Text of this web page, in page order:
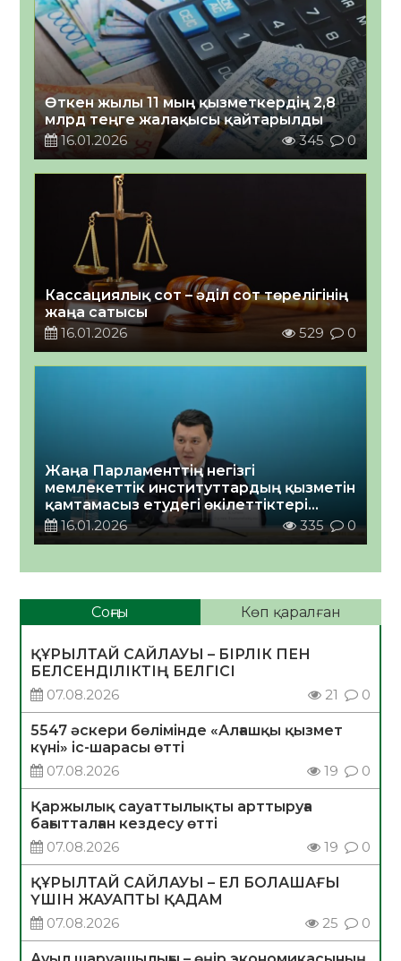
Өткен жылы 11 мың қызметкердің 2,8
млрд теңге жалақысы қайтарылды
16.01.2026
345 0
Кассациялық сот – әділ сот төрелігінің
жаңа сатысы
16.01.2026
529 0
Жаңа Парламенттің негізгі
мемлекеттік институттардың қызметін
қамтамасыз етудегі өкілеттіктері
талқыланды
16.01.2026 335 0
Соңғы Көп қаралған
ҚҰРЫЛТАЙ САЙЛАУЫ – БІРЛІК ПЕН
БЕЛСЕНДІЛІКТІҢ БЕЛГІСІ
07.08.2026
21 0
5547 әскери бөлімінде «Алғашқы қызмет
күні» іс-шарасы өтті
07.08.2026
19 0
Қаржылық сауаттылықты арттыруға
бағытталған кездесу өтті
07.08.2026
19 0
ҚҰРЫЛТАЙ САЙЛАУЫ – ЕЛ БОЛАШАҒЫ
ҮШІН ЖАУАПТЫ ҚАДАМ
07.08.2026
25 0